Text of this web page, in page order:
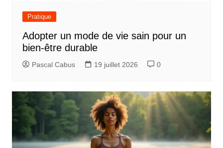
Pratique
Adopter un mode de vie sain pour un
bien-être durable
Pascal Cabus 19 juillet 2026 0